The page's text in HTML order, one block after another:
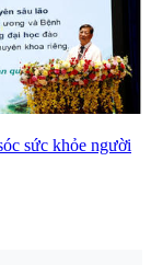
sức khỏe người